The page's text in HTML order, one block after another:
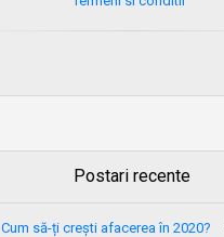
Postari recente
Cum să-ți crești afacerea în 2020?